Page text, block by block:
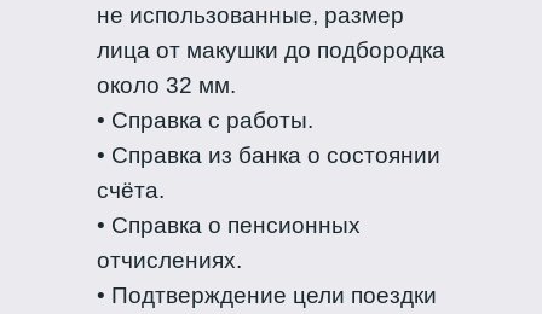
не использованные, размер
лица от макушки до подбородка
около 32 мм.
• Справка с работы.
• Справка из банка о состоянии
счёта.
• Справка о пенсионных
отчислениях.
• Подтверждение цели поездки